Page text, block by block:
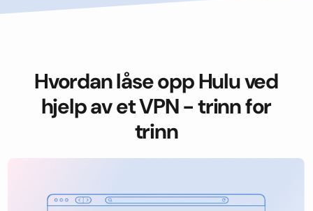
Hvordan låse opp Hulu ved
hjelp av et VPN - trinn for
trinn